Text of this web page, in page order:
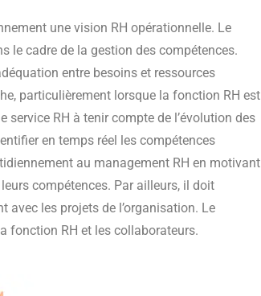
une vision RH opérationnelle. Le
le cadre de la gestion des compétences.
entre besoins et ressources
particulièrement lorsque la fonction RH est
service RH à tenir compte de l’évolution des
en temps réel les compétences
au management RH en motivant
compétences. Par ailleurs, il doit
avec les projets de l’organisation. Le
fonction RH et les collaborateurs.